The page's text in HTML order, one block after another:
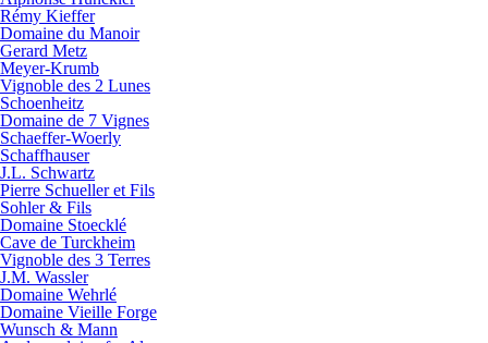
Rémy Kieffer
Domaine du Manoir
Gerard Metz
Meyer-Krumb
Vignoble des 2 Lunes
Schoenheitz
Domaine de 7 Vignes
Schaeffer-Woerly
Schaffhauser
J.L. Schwartz
Pierre Schueller et Fils
Sohler & Fils
Domaine Stoecklé
Cave de Turckheim
Vignoble des 3 Terres
J.M. Wassler
Domaine Wehrlé
Domaine Vieille Forge
Wunsch & Mann